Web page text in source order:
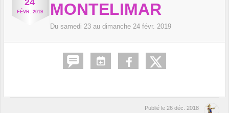
FÉVR. 2019
MONTELIMAR
Du samedi 23 au dimanche 24 févr. 2019
Publié le 26 déc. 2018